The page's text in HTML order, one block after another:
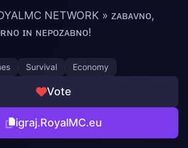
NETWORK » ᴢᴀʙᴀᴠɴᴏ,
ɪɴ ɴᴇᴘᴏᴢᴀʙɴᴏ!
Survival Economy
Vote
igraj.RoyalMC.eu